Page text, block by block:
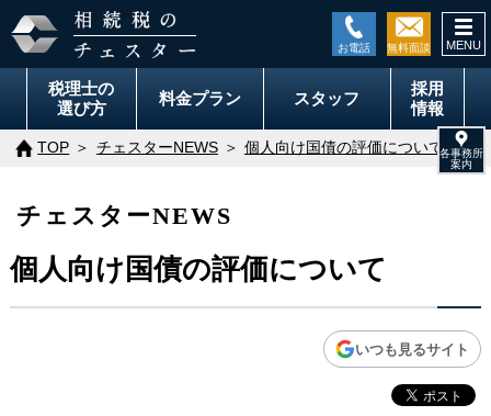
税理士の
選び方
料金プラン スタッフ
採用
情報
TOP チェスターNEWS 個人向け国債の評価について
チェスターNEWS
個人向け国債の評価について
いつも見るサイト